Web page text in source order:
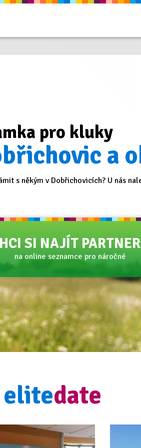
pro kluky
a
s někým v Dobřichovicích? U nás
SI NAJÍT
na online seznamce pro náročné
elitedate